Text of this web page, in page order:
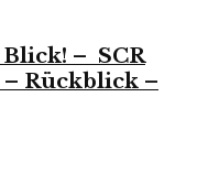
– SCR
– Rückblick –